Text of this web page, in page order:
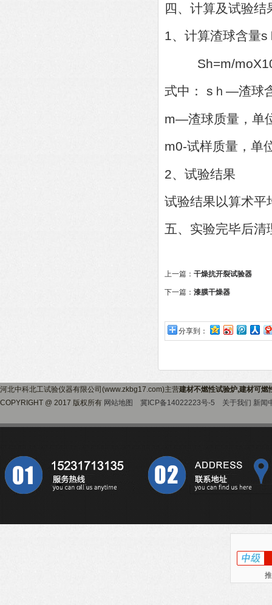
四、计算及试验结
1、计算渣球含量
Sh=m/
式中： sｈ—渣球
m—渣球质量，单
m0-试样质量，单
2、试验结果
试验结果以算术
五、实验完毕后清
上一篇： 干燥抗开裂试验器
下一篇： 漆膜干燥器
分享到：
河北中科北工试验仪器有限公司(www.zkbg17.com)主营建材不燃性试验炉,建材可燃
COPYRIGHT @ 2017 版权所有 网站地图 冀ICP备14022223号-5 关于我们 新闻